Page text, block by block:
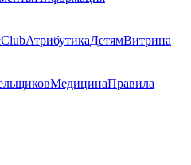
АтрибутикаДетямВитрина
МедицинаПравила